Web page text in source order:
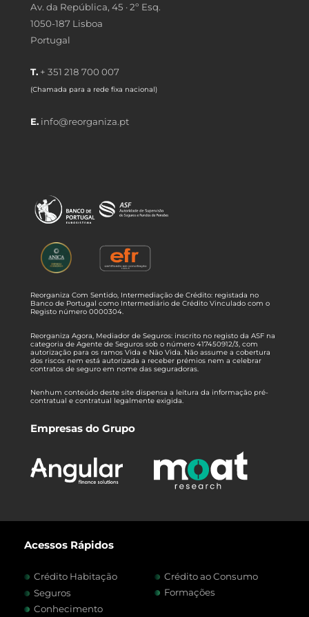
Av. da República, 45 · 2º Esq.
1050-187 Lisboa
Portugal
T. + 351 218 700 007
(Chamada para a rede fixa nacional)
E. info@reorganiza.pt
Reorganiza Com Sentido, Intermediação de Crédito: registada no
Banco de Portugal como Intermediário de Crédito Vinculado com o
Registo número 0000304.
Reorganiza Agora, Mediador de Seguros: inscrito no registo da ASF na
categoria de Agente de Seguros sob o número 417450912/3, com
autorização para os ramos Vida e Não Vida. Não assume a cobertura
dos riscos nem está autorizada a receber prémios nem a celebrar
contratos de seguro em nome das seguradoras.
Nenhum conteúdo deste site dispensa a leitura da informação pré-
contratual e contratual legalmente exigida.
Empresas do Grupo
Acessos Rápidos
Crédito Habitação
Crédito ao Consumo
Seguros
Formações
Conhecimento